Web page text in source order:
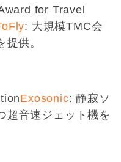
for Travel
: 大規模TMC会
供。
Exosonic: 静寂ソ
超音速ジェット機を